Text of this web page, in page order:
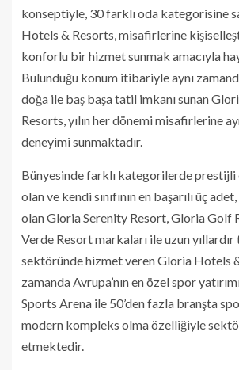
konseptiyle, 30 farklı oda kategorisine
Hotels & Resorts, misafirlerine
konforlu bir hizmet sunmak amacıyla
Bulunduğu konum itibariyle aynı
doğa ile baş başa tatil imkanı sunan
Resorts, yılın her dönemi misafirlerine
deneyimi sunmaktadır.
Bünyesinde farklı kategorilerde prestijli
olan ve kendi sınıfının en başarılı üç
olan Gloria Serenity Resort, Gloria Golf
Verde Resort markaları ile uzun
sektöründe hizmet veren Gloria Hotels
zamanda Avrupa’nın en özel spor
Sports Arena ile 50’den fazla branşta
modern kompleks olma özelliğiyle
etmektedir.